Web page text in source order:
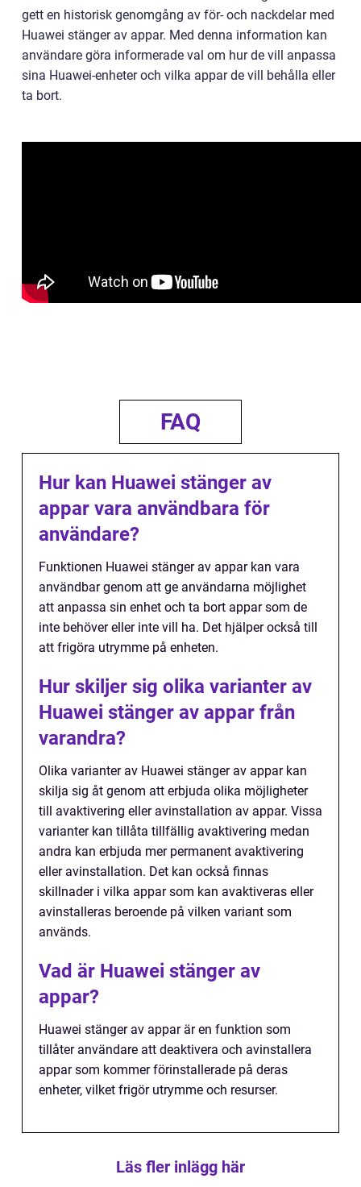
gett en historisk genomgång av för- och nackdelar med
Huawei stänger av appar. Med denna information kan
användare göra informerade val om hur de vill anpassa
sina Huawei-enheter och vilka appar de vill behålla eller
ta bort.
FAQ
Hur kan Huawei stänger av
appar vara användbara för
användare?
Funktionen Huawei stänger av appar kan vara
användbar genom att ge användarna möjlighet
att anpassa sin enhet och ta bort appar som de
inte behöver eller inte vill ha. Det hjälper också till
att frigöra utrymme på enheten.
Hur skiljer sig olika varianter av
Huawei stänger av appar från
varandra?
Olika varianter av Huawei stänger av appar kan
skilja sig åt genom att erbjuda olika möjligheter
till avaktivering eller avinstallation av appar. Vissa
varianter kan tillåta tillfällig avaktivering medan
andra kan erbjuda mer permanent avaktivering
eller avinstallation. Det kan också finnas
skillnader i vilka appar som kan avaktiveras eller
avinstalleras beroende på vilken variant som
används.
Vad är Huawei stänger av
appar?
Huawei stänger av appar är en funktion som
tillåter användare att deaktivera och avinstallera
appar som kommer förinstallerade på deras
enheter, vilket frigör utrymme och resurser.
Läs fler inlägg här